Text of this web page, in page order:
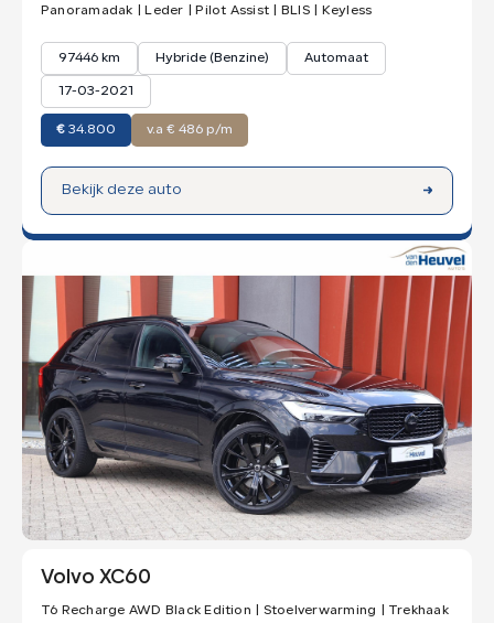
Panoramadak | Leder | Pilot Assist | BLIS | Keyless
97446 km Hybride (Benzine) Automaat
17-03-2021
€ 34.800 v.a € 486 p/m
Bekijk deze auto
Volvo XC60
T6 Recharge AWD Black Edition | Stoelverwarming | Trekhaak